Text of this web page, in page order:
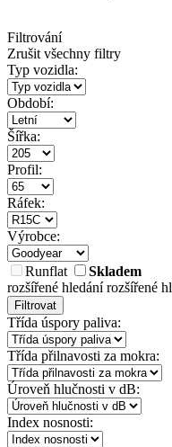
Filtrování
Zrušit všechny filtry
Typ vozidla:
Období:
Šířka:
Profil:
Ráfek:
Výrobce:
Runflat
Skladem
rozšířené hledánírozšířené
Filtrovat
Třída úspory paliva:
Třída přilnavosti za mokra:
Úroveň hlučnosti v dB:
Index nosnosti: